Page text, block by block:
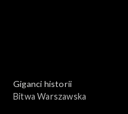
Giganci historii
Bitwa Warszawska